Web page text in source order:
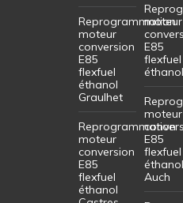
Reprogrammation
moteur
conversion
E85
flexfuel
éthanol
Graulhet
Reprogrammation
moteur
conversion
E85
flexfuel
éthanol
moteur
E85
flexfuel
moteur
E85
flexfuel
éthanol
Auch